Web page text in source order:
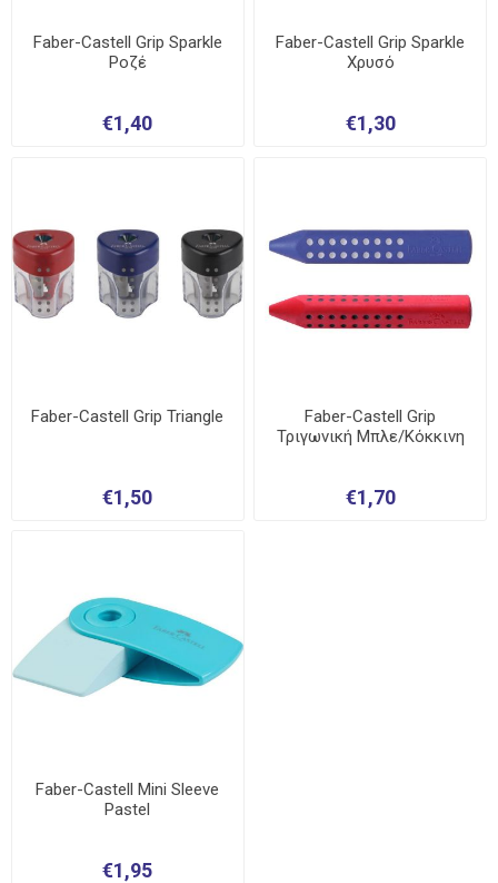
Faber-Castell Grip Sparkle
Ροζέ
€1,40
Faber-Castell Grip Sparkle
Χρυσό
€1,30
Faber-Castell Grip Triangle
€1,50
Faber-Castell Grip
Τριγωνική Μπλε/Κόκκινη
€1,70
Faber-Castell Mini Sleeve
Pastel
€1,95